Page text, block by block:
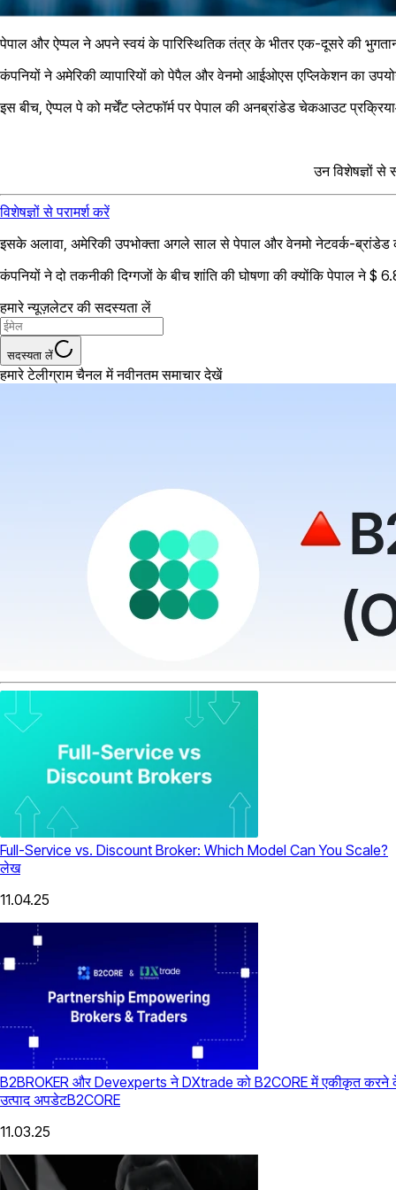
पेपाल और ऐप्पल ने अपने स्वयं के पारिस्थितिक तंत्र के भीतर एक-दूसरे की
कंपनियों ने अमेरिकी व्यापारियों को पेपैल और वेनमो आईओएस एप्लिकेशन का
इस बीच, ऐप्पल पे को मर्चेंट प्लेटफॉर्म पर पेपाल की अनब्रांडेड चेकआउट
उन विशेषज्ञों से
विशेषज्ञों से परामर्श करें
इसके अलावा, अमेरिकी उपभोक्ता अगले साल से पेपाल और वेनमो नेटवर्क-
कंपनियों ने दो तकनीकी दिग्गजों के बीच शांति की घोषणा की क्योंकि पेपाल ने
हमारे न्यूज़लेटर की सदस्यता लें
सदस्यता लें
हमारे टेलीग्राम चैनल में नवीनतम समाचार देखें
Full-Service vs. Discount Broker: Which Model Can You Scale?
लेख
11.04.25
B2BROKER और Devexperts ने DXtrade को B2CORE में एकीकृत करने के
उत्पाद अपडेटB2CORE
11.03.25